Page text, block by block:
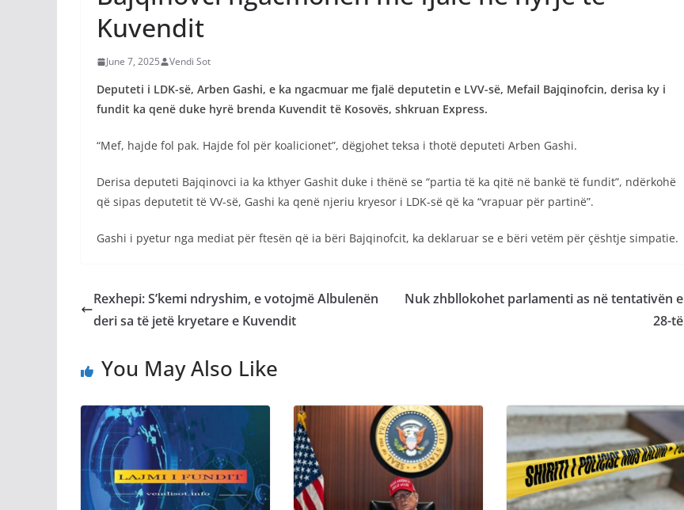
Kuvendit
June 7, 2025 Vendi Sot
Deputeti i LDK-së, Arben Gashi, e ka ngacmuar me fjalë deputetin e LVV-së, Mefail Bajqinofcin, derisa ky i
fundit ka qenë duke hyrë brenda Kuvendit të Kosovës, shkruan Express.
“Mef, hajde fol pak. Hajde fol për koalicionet”, dëgjohet teksa i thotë deputeti Arben Gashi.
Derisa deputeti Bajqinovci ia ka kthyer Gashit duke i thënë se “partia të ka qitë në bankë të fundit”, ndërkohë
që sipas deputetit të VV-së, Gashi ka qenë njeriu kryesor i LDK-së që ka “vrapuar për partinë”.
Gashi i pyetur nga mediat për ftesën që ia bëri Bajqinofcit, ka deklaruar se e bëri vetëm për çështje simpatie.
Rexhepi: S’kemi ndryshim, e votojmë Albulenën
deri sa të jetë kryetare e Kuvendit
Nuk zhbllokohet parlamenti as në tentativën e
28-të
You May Also Like